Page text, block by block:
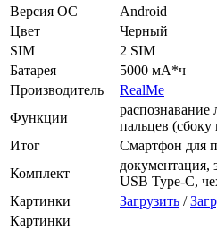
Версия ОС
Android
Цвет
Черный
SIM
2 SIM
Батарея
5000 мА*ч
Производитель
RealMe
Функции
распознавание
пальцев (сбоку
Итог
Смартфон для
Комплект
документация,
USB Type-C,
Картинки
Загрузить /
Картинки